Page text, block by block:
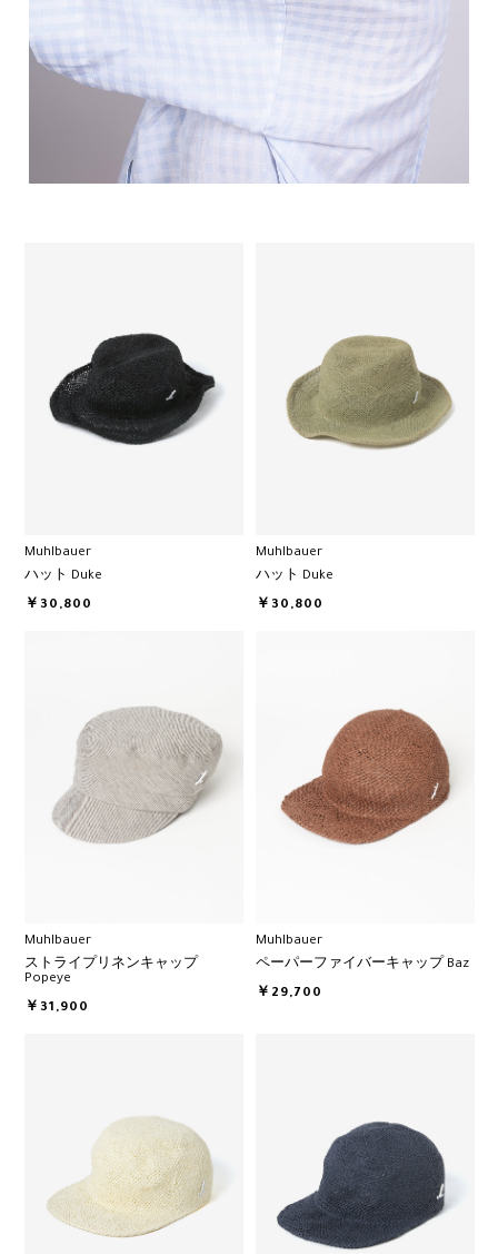
Muhlbauer
ハット Duke
￥30,800
Muhlbauer
ハット Duke
￥30,800
Muhlbauer
ストライプリネンキャップ
Popeye
￥31,900
Muhlbauer
ペーパーファイバーキャップ Baz
￥29,700